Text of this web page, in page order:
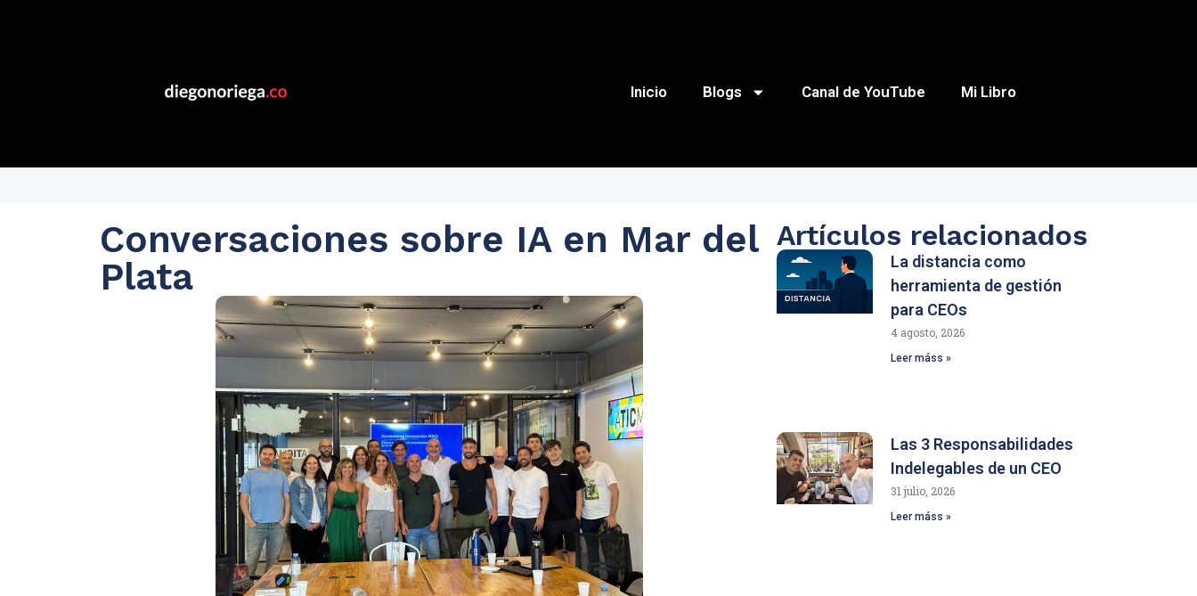
Inicio Blogs Canal de YouTube Mi Libro
Conversaciones sobre IA en Mar del
Plata
Artículos relacionados
La distancia como
herramienta de gestión
para CEOs
4 agosto, 2026
Leer máss »
Las 3 Responsabilidades
Indelegables de un CEO
31 julio, 2026
Leer máss »